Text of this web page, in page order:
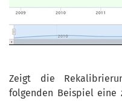
Zeigt die
folgenden Beispiel eine